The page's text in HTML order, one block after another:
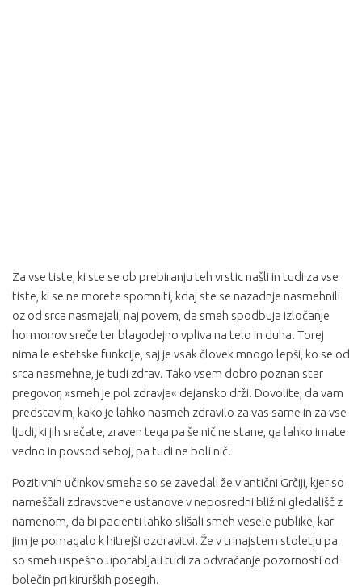
Za vse tiste, ki ste se ob prebiranju teh vrstic našli in tudi za vse
tiste, ki se ne morete spomniti, kdaj ste se nazadnje nasmehnili
oz od srca nasmejali, naj povem, da smeh spodbuja izločanje
hormonov sreče ter blagodejno vpliva na telo in duha. Torej
nima le estetske funkcije, saj je vsak človek mnogo lepši, ko se od
srca nasmehne, je tudi zdrav. Tako vsem dobro poznan star
pregovor, »smeh je pol zdravja« dejansko drži. Dovolite, da vam
predstavim, kako je lahko nasmeh zdravilo za vas same in za vse
ljudi, ki jih srečate, zraven tega pa še nič ne stane, ga lahko imate
vedno in povsod seboj, pa tudi ne boli nič.
Pozitivnih učinkov smeha so se zavedali že v antični Grčiji, kjer so
nameščali zdravstvene ustanove v neposredni bližini gledališč z
namenom, da bi pacienti lahko slišali smeh vesele publike, kar
jim je pomagalo k hitrejši ozdravitvi. Že v trinajstem stoletju pa
so smeh uspešno uporabljali tudi za odvračanje pozornosti od
bolečin pri kirurških posegih.